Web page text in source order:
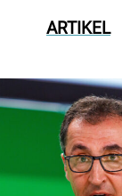
ARTIKEL